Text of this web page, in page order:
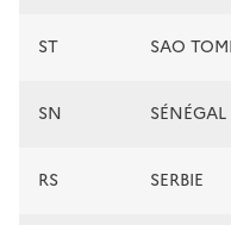
ST SAO
SN SÉNÉGAL
RS SERBIE